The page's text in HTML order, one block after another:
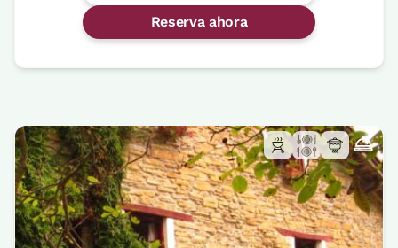
Reserva ahora